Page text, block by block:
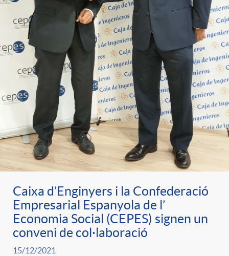
Caixa d’Enginyers i la Confederació
Empresarial Espanyola de l’
Economia Social (CEPES) signen un
conveni de col·laboració
15/12/2021